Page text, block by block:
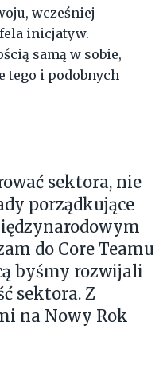
wcześniej
inicjatyw.
samą w sobie,
tego i podobnych
sektora, nie
porządkujące
do Core Teamu
byśmy rozwijali
sektora. Z
na Nowy Rok